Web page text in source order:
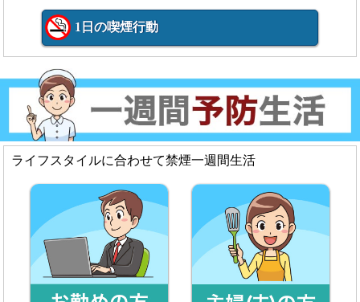
1日の喫煙行動
ライフスタイルに合わせて禁煙一週間生活